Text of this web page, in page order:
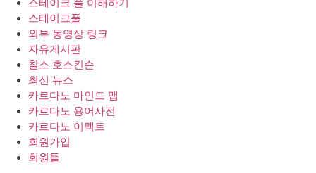
스테이크 풀 이해하기
스테이크풀
외부 동영상 링크
자유게시판
찰스 호스킨슨
최신 뉴스
카르다노 마인드 맵
카르다노 용어사전
카르다노 이펙트
회원가입
회원들